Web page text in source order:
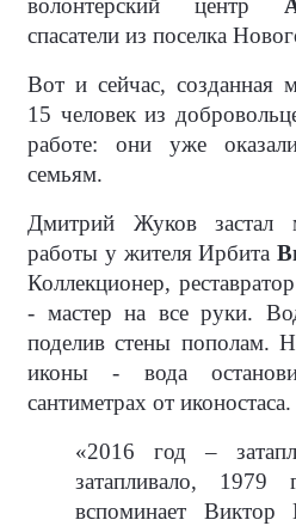
волонтерский центр
спасатели из поселка
Вот и сейчас, созданная
15 человек из
работе: они уже
семьям.
Дмитрий Жуков застал
работы у жителя Ирбита
Коллекционер,
- мастер на все руки.
поделив стены пополам.
иконы - вода
сантиметрах от иконостаса.
«2016 год –
затапливало, 1979
вспоминает